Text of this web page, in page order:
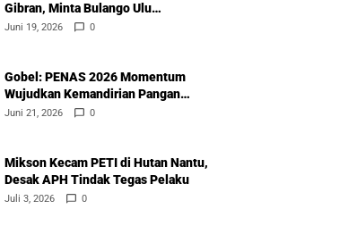
Gibran, Minta Bulango Ulu
Diprioritaskan
Juni 19, 2026 0
Gobel: PENAS 2026 Momentum
Wujudkan Kemandirian Pangan
Nasional
Juni 21, 2026 0
Mikson Kecam PETI di Hutan Nantu,
Desak APH Tindak Tegas Pelaku
Juli 3, 2026 0